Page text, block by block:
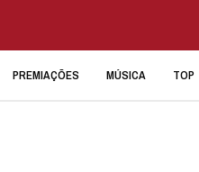
PREMIAÇÕES MÚSICA TOP